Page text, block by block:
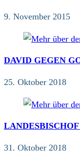
9. November 2015
DAVID GEGEN
25. Oktober 2018
31. Oktober 2018